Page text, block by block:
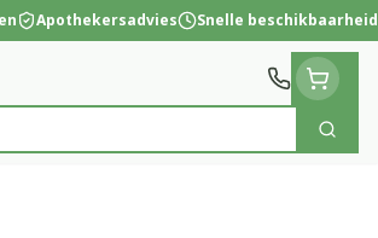
Apothekersadvies Snelle beschikbaarheid
Zoek